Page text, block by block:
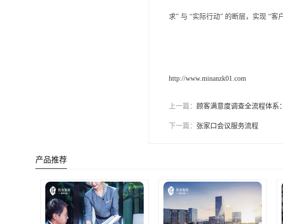
求” 与 “实际行动” 的断层，实现 “客
http://www.minanzk01.com
上一篇： 顾客满意度调查全流程体系
下一篇： 张家口会议服务流程
产品推荐